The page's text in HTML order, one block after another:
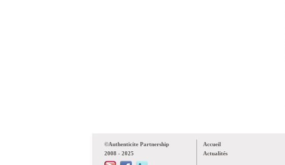
©Authenticite Partnership
2008 - 2025
Accueil
Actualités